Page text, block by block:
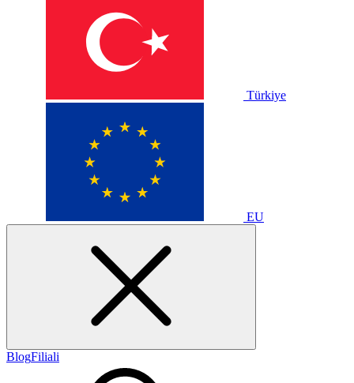
Türkiye
EU
BlogFiliali